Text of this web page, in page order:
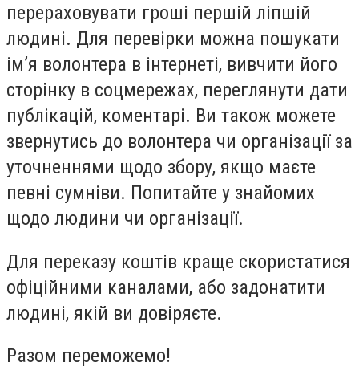
перераховувати гроші першій ліпшій
людині. Для перевірки можна пошукати
ім’я волонтера в інтернеті, вивчити його
сторінку в соцмережах, переглянути дати
публікацій, коментарі. Ви також можете
звернутись до волонтера чи організації за
уточненнями щодо збору, якщо маєте
певні сумніви. Попитайте у знайомих
щодо людини чи організації.
Для переказу коштів краще скористатися
офіційними каналами, або задонатити
людині, якій ви довіряєте.
Разом переможемо!